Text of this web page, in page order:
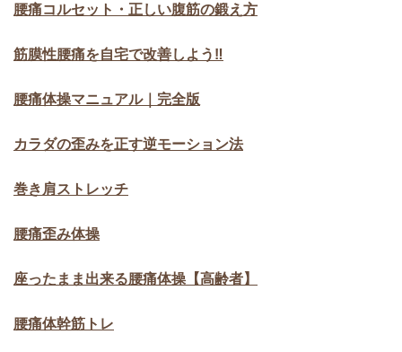
腰痛コルセット・正しい腹筋の鍛え方
筋膜性腰痛を自宅で改善しよう‼
腰痛体操マニュアル｜完全版
カラダの歪みを正す逆モーション法
巻き肩ストレッチ
腰痛歪み体操
座ったまま出来る腰痛体操【高齢者】
腰痛体幹筋トレ